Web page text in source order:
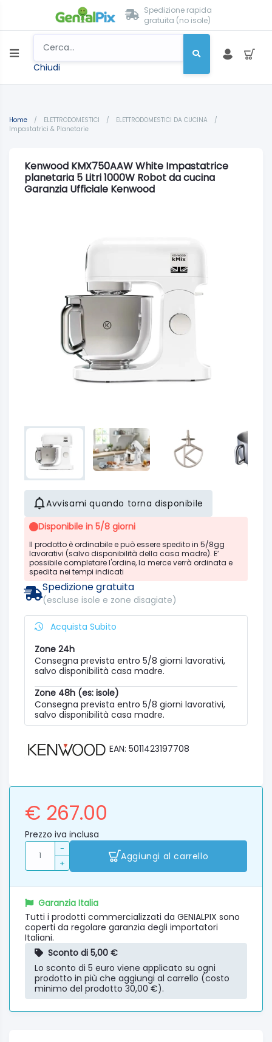
Spedizione rapida
gratuita (no isole)
Chiudi
Home / ELETTRODOMESTICI / ELETTRODOMESTICI DA CUCINA
/
Impastatrici & Planetarie
Kenwood KMX750AAW White Impastatrice
planetaria 5 Litri 1000W Robot da cucina
Garanzia Ufficiale Kenwood
Avvisami quando torna disponibile
Disponibile in 5/8 giorni
Il prodotto è ordinabile e può essere spedito in 5/8gg
lavorativi (salvo disponibilità della casa madre). E’
possibile completare l'ordine, la merce verrà ordinata e
spedita nei tempi indicati
Spedizione gratuita
(escluse isole e zone disagiate)
Acquista Subito
Zone 24h
Consegna prevista entro 5/8 giorni lavorativi,
salvo disponibilità casa madre.
Zone 48h (es: isole)
Consegna prevista entro 5/8 giorni lavorativi,
salvo disponibilità casa madre.
EAN: 5011423197708
€ 267.00
Prezzo iva inclusa
-
+
Aggiungi al carrello
Garanzia Italia
Tutti i prodotti commercializzati da GENIALPIX sono
coperti da regolare garanzia degli importatori
Italiani.
Sconto di 5,00 €
Lo sconto di 5 euro viene applicato su ogni
prodotto in più che aggiungi al carrello (costo
minimo del prodotto 30,00 €).